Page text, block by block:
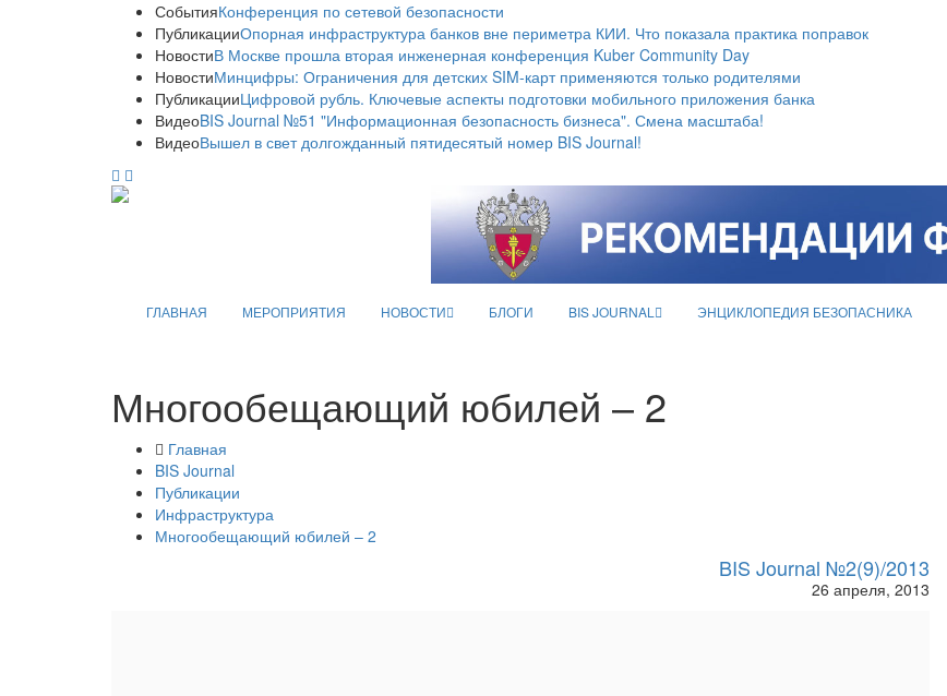
СобытияКонференция по сетевой безопасности
ПубликацииОпорная инфраструктура банков вне периметра КИИ. Что показала практика поправок
НовостиВ Москве прошла вторая инженерная конференция Kuber Community Day
НовостиМинцифры: Ограничения для детских SIM-карт применяются только родителями
ПубликацииЦифровой рубль. Ключевые аспекты подготовки мобильного приложения банка
ВидеоBIS Journal №51 "Информационная безопасность бизнеса". Смена масштаба!
ВидеоВышел в свет долгожданный пятидесятый номер BIS Journal!
ГЛАВНАЯ МЕРОПРИЯТИЯ НОВОСТИ БЛОГИ BIS JOURNAL ЭНЦИКЛОПЕДИЯ БЕЗОПАСНИКА
Многообещающий юбилей – 2
Главная
BIS Journal
Публикации
Инфраструктура
Многообещающий юбилей – 2
BIS Journal №2(9)/2013
26 апреля, 2013